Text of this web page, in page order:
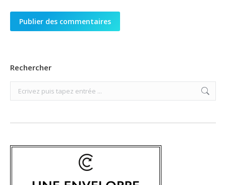
Publier des commentaires
Rechercher
Search: